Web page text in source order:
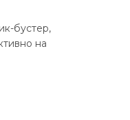
бустер,
на